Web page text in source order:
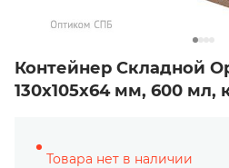
Контейнер Складной
130х105х64 мм, 600 мл,
Товара нет в наличии